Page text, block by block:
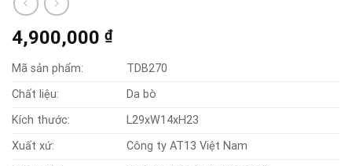
4,900,000 ₫
Mã sản phẩm:
TDB270
Chất liệu:
Da bò
Kích thước:
L29xW14xH23
Xuất xứ:
Công ty AT13 Việt Nam